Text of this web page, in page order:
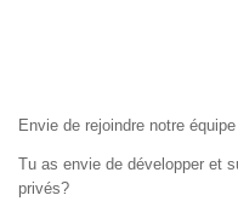
Envie de rejoindre notre
Tu as envie de développer et
privés?